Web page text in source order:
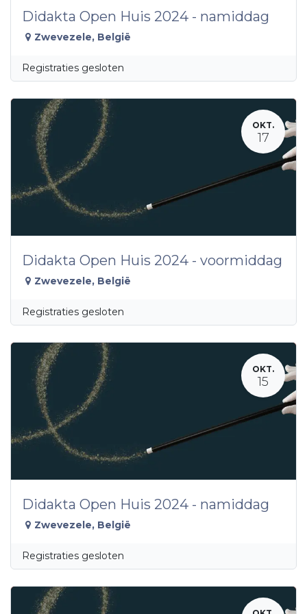
Didakta Open Huis 2024 - namiddag
Zwevezele, België
Registraties gesloten
OKT.
17
Didakta Open Huis 2024 - voormiddag
Zwevezele, België
Registraties gesloten
OKT.
15
Didakta Open Huis 2024 - namiddag
Zwevezele, België
Registraties gesloten